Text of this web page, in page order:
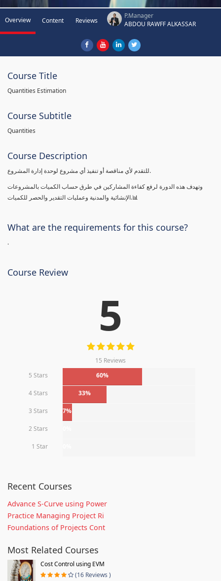
Overview Content Reviews
P.Manager
ABDOU RAWFF ALKASSAR
Course Title
Quantities Estimation
Course Subtitle
Quantities
Course Description
للتقدم لأي مناقصة أو تنفيذ أي مشروع لوحدة إدارة المشروع.
وتهدف هذه الدورة لرفع كفاءة المشاركين في طرق حساب الكميات بالمشروعات
الإنشائية والمدنية وعمليات التقدير والحصر للكميات.📊
What are the requirements for this course?
.
Course Review
5
15 Reviews
5 Stars
60%
4 Stars 33%
3 Stars 7%
2 Stars
1 Star
Recent Courses
Advance S-Curve using Power
Practice Managing Project Ri
Foundations of Projects Cont
Most Related Courses
Cost Control using EVM
(16 Reviews )